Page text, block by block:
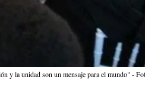
y la unidad son un mensaje para el mundo" -